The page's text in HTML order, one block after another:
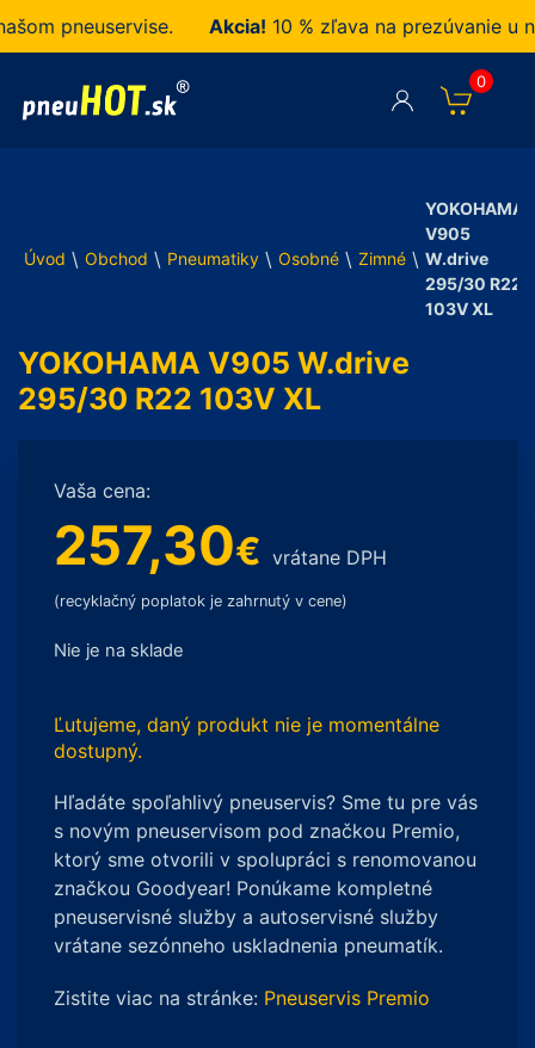
pneuservise. Akcia!10 % zľava na prezúvanie u
0
Úvod \ Obchod \ Pneumatiky \ Osobné \ Zimné \
YOKOHAMA
V905
W.drive
295/30 R22
103V XL
YOKOHAMA V905 W.drive
295/30 R22 103V XL
Vaša cena:
257,30€ vrátane DPH
(recyklačný poplatok je zahrnutý v cene)
Nie je na sklade
Ľutujeme, daný produkt nie je momentálne
dostupný.
Hľadáte spoľahlivý pneuservis? Sme tu pre vás
s novým pneuservisom pod značkou Premio,
ktorý sme otvorili v spolupráci s renomovanou
značkou Goodyear! Ponúkame kompletné
pneuservisné služby a autoservisné služby
vrátane sezónneho uskladnenia pneumatík.
Zistite viac na stránke: Pneuservis Premio